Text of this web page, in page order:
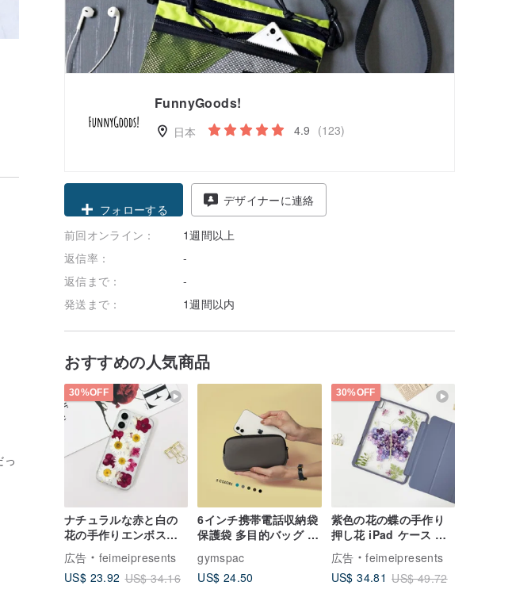
FunnyGoods!
日本 4.9 (123)
フォローする
デザイナーに連絡
前回オンライン：
1週間以上
返信率：
-
返信まで：
-
発送まで：
1週間以内
おすすめの人気商品
30%OFF
ナチュラルな赤と白の
花の手作りエンボス加
工携帯電話ケース
iPhone 16 Samsung
S25 A シリーズ用
広告
feimeipresents
US$ 23.92 US$ 34.16
6インチ携帯電話収納袋
保護袋 多目的バッグ イ
ト付き [5色]
gymspac
US$ 24.50
30%OFF
紫色の花の蝶の手作り
押し花 iPad ケース 新
しい iPad Air 11 イン
チ 13 インチ用
広告
feimeipresents
US$ 34.81 US$ 49.72